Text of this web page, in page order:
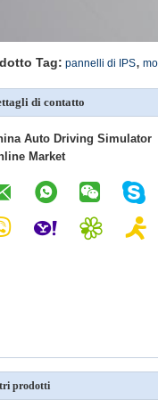
Tag: pannelli di IPS,
di contatto
Auto Driving Simulator
Market
prodotti